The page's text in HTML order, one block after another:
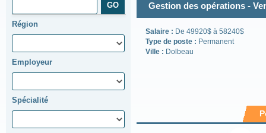
Région
Employeur
Spécialité
Gestion des opérations -
Salaire : De 49920$ à 58240$
Type de poste : Permanent
Ville : Dolbeau